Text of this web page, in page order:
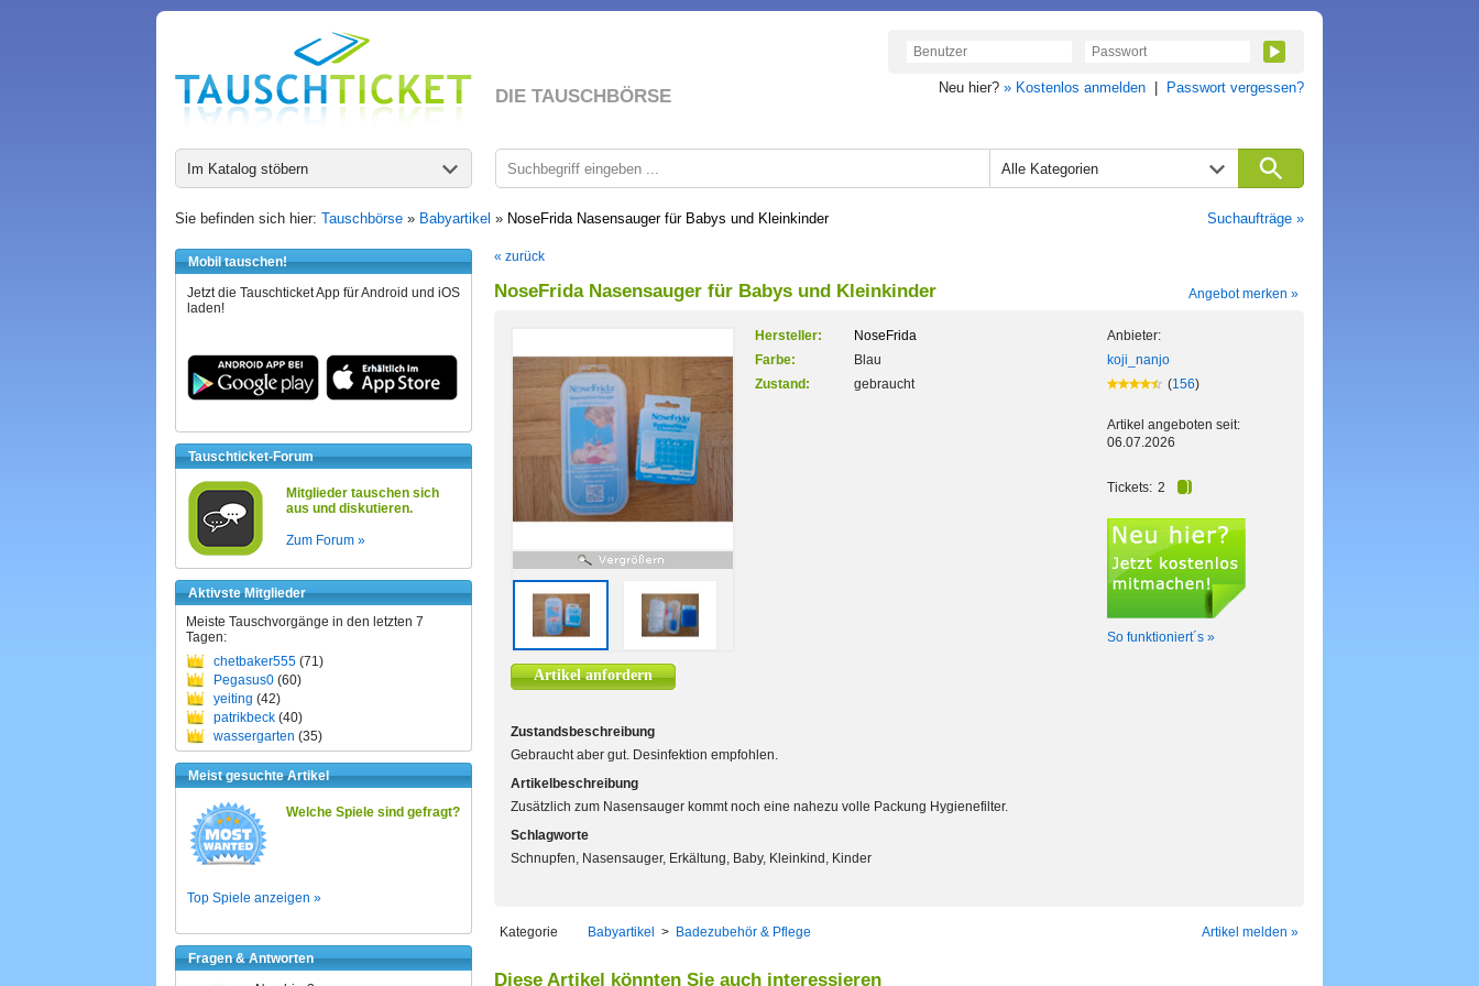
DIE TAUSCHBÖRSE Neu hier? » Kostenlos anmelden Passwort vergessen?
Im Katalog stöbern Alle Kategorien
Sie befinden sich hier: Tauschbörse » Babyartikel » NoseFrida Nasensauger für Babys und Kleinkinder Suchaufträge »
Mobil tauschen!
Jetzt die Tauschticket App für Android und iOS
laden!
Tauschticket-Forum
Mitglieder tauschen sich
aus und diskutieren.
Zum Forum »
Aktivste Mitglieder
Meiste Tauschvorgänge in den letzten 7
Tagen:
chetbaker555 (71)
Pegasus0 (60)
yeiting (42)
patrikbeck (40)
wassergarten (35)
Meist gesuchte Artikel
Welche Spiele sind gefragt?
Top Spiele anzeigen »
Fragen & Antworten
« zurück
NoseFrida Nasensauger für Babys und Kleinkinder Angebot merken »
Artikel anfordern
Hersteller:
NoseFrida
Farbe:
Blau
Zustand:
gebraucht
Anbieter:
koji_nanjo
(156)
Artikel angeboten seit:
06.07.2026
Tickets: 2
So funktioniert´s »
Zustandsbeschreibung
Gebraucht aber gut. Desinfektion empfohlen.
Artikelbeschreibung
Zusätzlich zum Nasensauger kommt noch eine nahezu volle Packung Hygienefilter.
Schlagworte
Schnupfen, Nasensauger, Erkältung, Baby, Kleinkind, Kinder
Kategorie Babyartikel > Badezubehör & Pflege Artikel melden »
Diese Artikel könnten Sie auch interessieren